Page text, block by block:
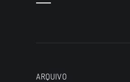
Navegação
artigos
ARQUIVO